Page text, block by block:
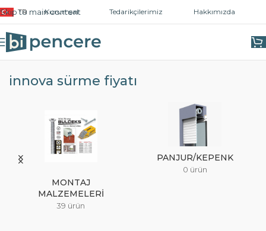
Skip to main content
TR Kurumsal Tedarikçilerimiz Hakkımızda
Ana Sayfa
innova sürme fiyatı
MONTAJ
MALZEMELERI
39 ürün
PANJUR/KEPENK
0 ürün